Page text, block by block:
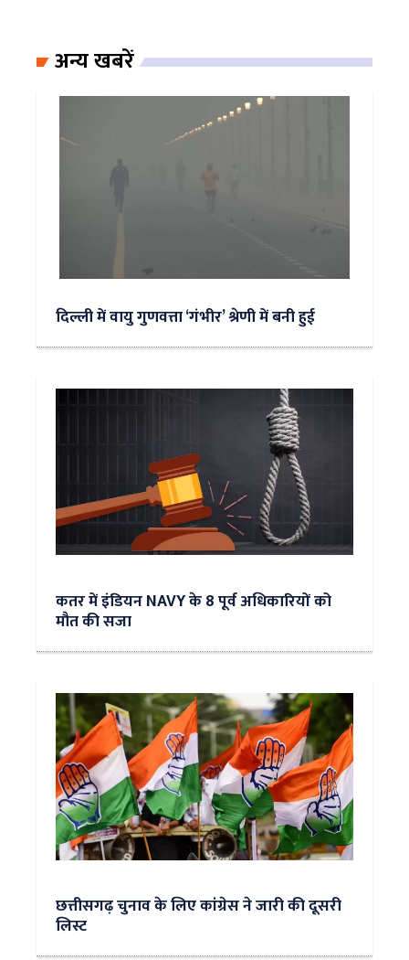
अन्य खबरें
दिल्ली में वायु गुणवत्ता ‘गंभीर’ श्रेणी में बनी हुई
कतर में इंडियन NAVY के 8 पूर्व अधिकारियों को
मौत की सजा
छत्तीसगढ़ चुनाव के लिए कांग्रेस ने जारी की दूसरी
लिस्ट